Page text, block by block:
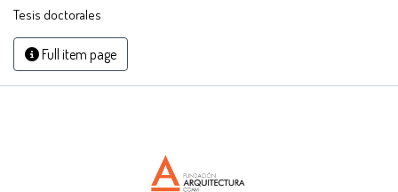
Tesis doctorales
Full item page